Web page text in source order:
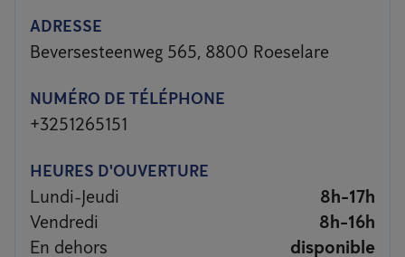
ADRESSE
Beversesteenweg 565, 8800 Roeselare
NUMÉRO DE TÉLÉPHONE
+3251265151
HEURES D'OUVERTURE
Lundi-Jeudi
8h-17h
Vendredi
8h-16h
En dehors
disponible